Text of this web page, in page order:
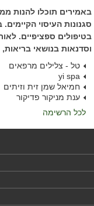
באמירים תוכלו להנות
סגנונות העיסוי
בטיפולים ספציפיים.
וסדנאות בנושאי בריאות,
טל - צלילים מרפאים
yi spa
חמיאל שמן זית וזיתים
ענת מניקור פדיקור
לכל הרשימה